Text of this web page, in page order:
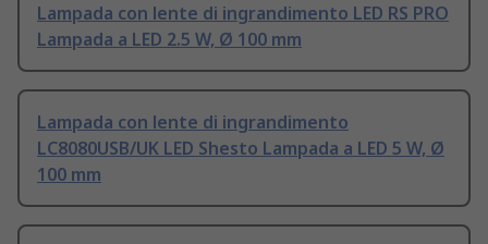
Lampada con lente di ingrandimento LED RS PRO
Lampada a LED 2.5 W, Ø 100 mm
Lampada con lente di ingrandimento
LC8080USB/UK LED Shesto Lampada a LED 5 W, Ø
100 mm